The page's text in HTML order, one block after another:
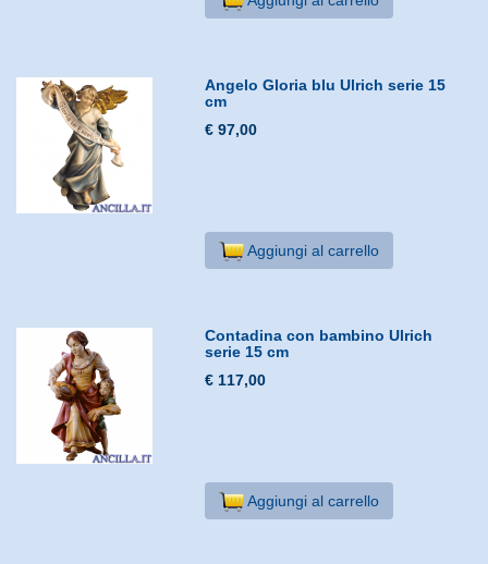
Angelo Gloria blu Ulrich serie 15
cm
€ 97,00
Aggiungi al carrello
Contadina con bambino Ulrich
serie 15 cm
€ 117,00
Aggiungi al carrello